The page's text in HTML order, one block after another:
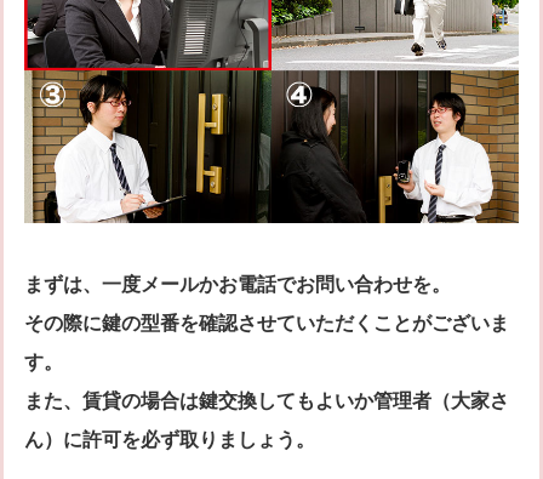
まずは、一度メールかお電話でお問い合わせを。
その際に鍵の型番を確認させていただくことがございま
す。
また、賃貸の場合は鍵交換してもよいか管理者（大家さ
ん）に許可を必ず取りましょう。